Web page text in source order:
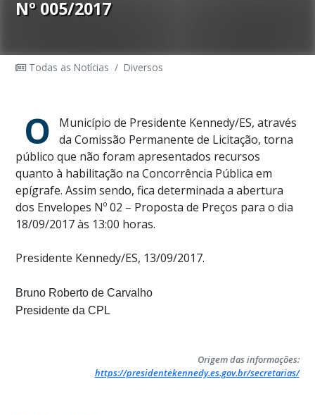
Nº 005/2017
Todas as Notícias / Diversos
O
Município de Presidente Kennedy/ES, através
da Comissão Permanente de Licitação, torna
público que não foram apresentados recursos
quanto à habilitação na Concorrência Pública em
epígrafe. Assim sendo, fica determinada a abertura
dos Envelopes Nº 02 – Proposta de Preços para o dia
18/09/2017 às 13:00 horas.
Presidente Kennedy/ES, 13/09/2017.
Bruno Roberto de Carvalho
Presidente da CPL
Origem das informações:
https://presidentekennedy.es.gov.br/secretarias/